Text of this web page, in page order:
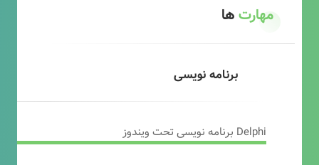
مهارتها
برنامه نویسی
Delphi برنامه نویسی تحت ویندوز